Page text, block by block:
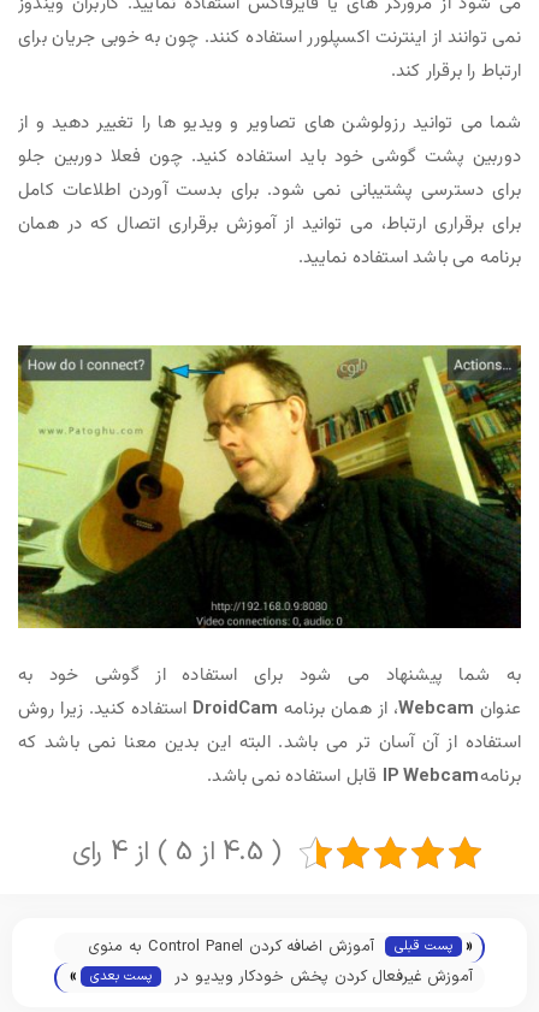
نمی توانند از اینترنت اکسپلورر استفاده کنند. چون به خوبی جریان برای
ارتباط را برقرار کند.
شما می توانید رزولوشن های تصاویر و ویدیو ها را تغییر دهید و از
دوربین پشت گوشی خود باید استفاده کنید. چون فعلا دوربین جلو
برای دسترسی پشتیبانی نمی شود. برای بدست آوردن اطلاعات کامل
برای برقراری ارتباط، می توانید از آموزش برقراری اتصال که در همان
برنامه می باشد استفاده نمایید.
به شما پیشنهاد می شود برای استفاده از گوشی خود به
عنوان Webcam، از همان برنامه DroidCam استفاده کنید. زیرا روش
استفاده از آن آسان تر می باشد. البته این بدین معنا نمی باشد که
برنامه
قابل استفاده نمی باشد.
( 4.5 از 5 ) از 4 رای
« پست قبلی
آموزش اضافه کردن Control Panel به منوی
Win + X (منو کاربری) ویندوز 10
آموزش غیرفعال کردن پخش خودکار ویدیو در
پست بعدی »